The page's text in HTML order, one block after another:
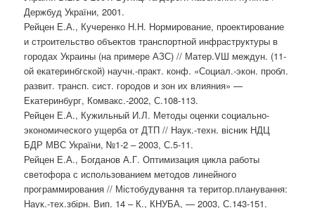
Держбуд України, 2001.
Рейцен Е.А., Кучеренко Н.Н. Нормирование, проектирование
и строительство объектов транспортной инфраструктуры в
городах Украины (на примере АЗС) // Матер.VШ междун. (11-
ой екатеринбгской) научн.-практ. конф. «Социал.-экон. пробл.
развит. трансп. сист. городов и зон их влияния» —
Екатеринбург, Комвакс.-2002, С.108-113.
Рейцен Е.А., Кужильный И.Л. Методы оценки социально-
экономического ущерба от ДТП // Наук.-техн. вісник НДЦ
БДР МВС України, №1-2 – 2003, С.5-11.
Рейцен Е.А., Богданов А.Г. Оптимизация цикла работы
светофора с использованием методов линейного
программирования // Містобудування та територ.планування:
Наук.-тех.збірн. Вип. 14 – К., КНУБА, — 2003, С.143-151.